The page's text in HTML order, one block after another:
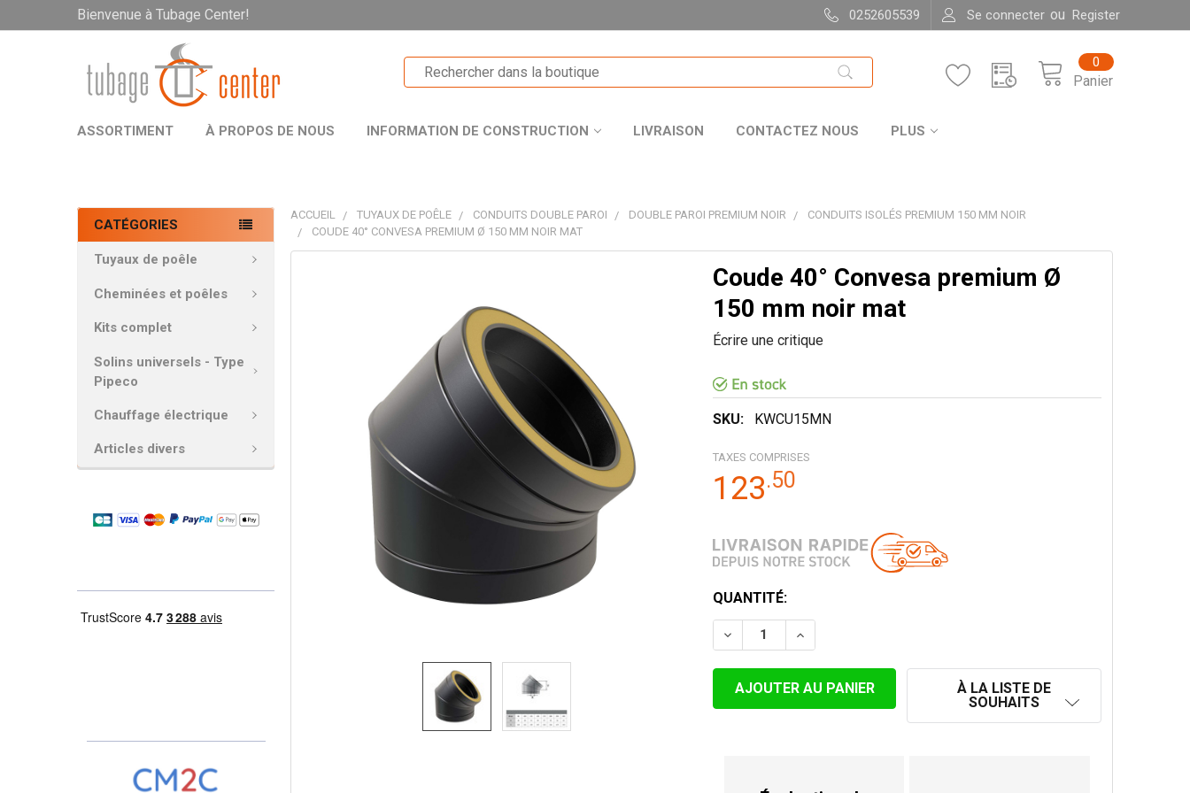
Bienvenue à Tubage Center! 0252605539 Se connecter ou Register
Panier
0
ASSORTIMENT À PROPOS DE NOUS INFORMATION DE CONSTRUCTION LIVRAISON CONTACTEZ NOUS PLUS
CATÉGORIES
Tuyaux de poêle
Cheminées et poêles
Kits complet
Solins universels - Type
Pipeco
Chauffage électrique
Articles divers
ACCUEIL TUYAUX DE POÊLE CONDUITS DOUBLE PAROI DOUBLE PAROI PREMIUM NOIR
CONDUITS ISOLÉS PREMIUM 150 MM NOIR
COUDE 40° CONVESA PREMIUM Ø 150 MM NOIR MAT
Coude 40° Convesa premium Ø
150 mm noir mat
Écrire une critique
SKU: KWCU15MN
TAXES COMPRISES
123.50
STOCK
ACTUEL:
QUANTITÉ:
DIMINUER LA QUANTITÉ DE COUDE 40° CONVESA PREMIUM Ø 150
AUGMENTER LA QUANTITÉ DE COUDE 40° CONVESA
À LA LISTE DE
SOUHAITS
AJOUTER
SÉLECTION
AU PANIER